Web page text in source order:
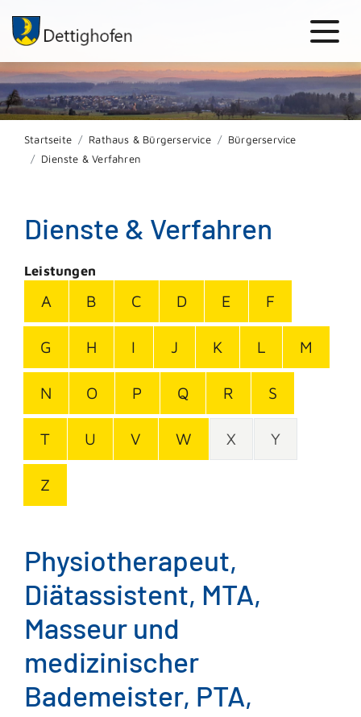
Startseite Rathaus & Bürgerservice
Bürgerservice
Dienste & Verfahren
Dienste & Verfahren
Leistungen
A B C D E F
G H I J K L M
N O P Q R S
T U V W X Y
Z
Physiotherapeut,
Diätassistent, MTA,
Masseur und
medizinischer
Bademeister, PTA,